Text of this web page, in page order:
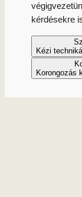
kérdésekre
Kézi
Korongozás